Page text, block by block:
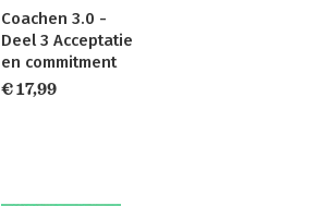
Coachen 3.0 -
Deel 3 Acceptatie
en commitment
€ 17,99